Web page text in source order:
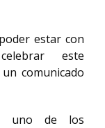
estar con
este
comunicado
uno de los